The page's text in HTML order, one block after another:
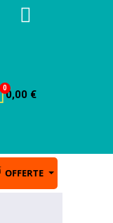
0,00 €
OFFERTE